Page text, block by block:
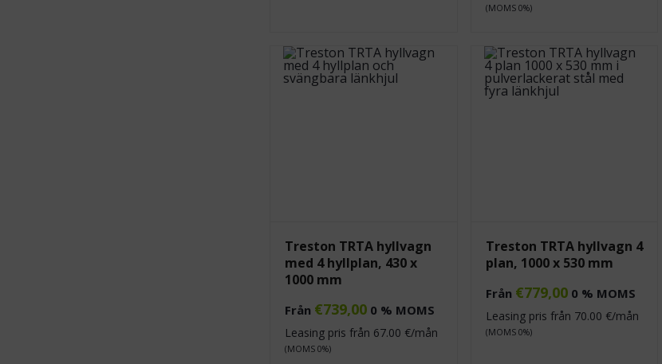
(MOMS 0%)
Treston TRTA hyllvagn
med 4 hyllplan, 430 x
1000 mm
Från €739,00 0 % MOMS
Leasing pris från 67.00 €/mån
(MOMS 0%)
Treston TRTA hyllvagn 4
plan, 1000 x 530 mm
Från €779,00 0 % MOMS
Leasing pris från 70.00 €/mån
(MOMS 0%)